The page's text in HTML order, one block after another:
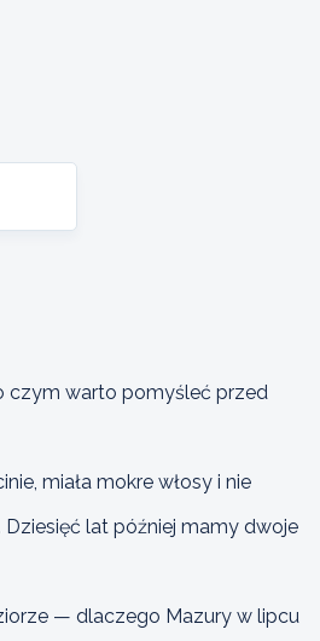
czym warto pomyśleć przed
miała mokre włosy i nie
Dziesięć lat później mamy dwoje
— dlaczego Mazury w lipcu